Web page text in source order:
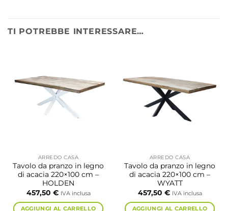
TI POTREBBE INTERESSARE…
ARREDO CASA
Tavolo da pranzo in legno
di acacia 220×100 cm –
HOLDEN
457,50 € IVA inclusa
AGGIUNGI AL CARRELLO
ARREDO CASA
Tavolo da pranzo in legno
di acacia 220×100 cm –
WYATT
457,50 € IVA inclusa
AGGIUNGI AL CARRELLO